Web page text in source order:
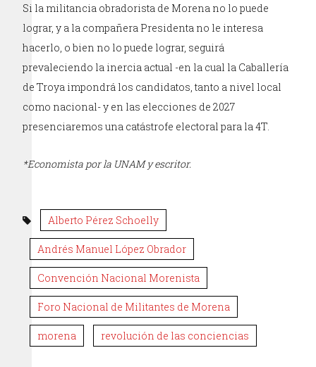
Si la militancia obradorista de Morena no lo puede
lograr, y a la compañera Presidenta no le interesa
hacerlo, o bien no lo puede lograr, seguirá
prevaleciendo la inercia actual -en la cual la Caballería
de Troya impondrá los candidatos, tanto a nivel local
como nacional- y en las elecciones de 2027
presenciaremos una catástrofe electoral para la 4T.
*Economista por la UNAM y escritor.
Alberto Pérez Schoelly
Andrés Manuel López Obrador
Convención Nacional Morenista
Foro Nacional de Militantes de Morena
morena revolución de las conciencias